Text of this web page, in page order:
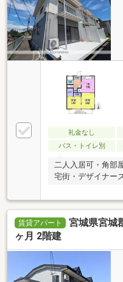
礼金なし
バス・トイレ別
二人入居可・角部
宅街・デザイナー
賃貸アパート
宮城県宮城
ヶ月 2階建